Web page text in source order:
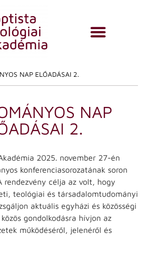
NAP ELŐADÁSAI 2.
NAP
2.
2025. november 27-én
konferenciasorozatának soron
rendezvény célja az volt, hogy
teológiai és társadalomtudományi
aktuális egyházi és közösségi
gondolkodásra hívjon az
működéséről, jelenéről és